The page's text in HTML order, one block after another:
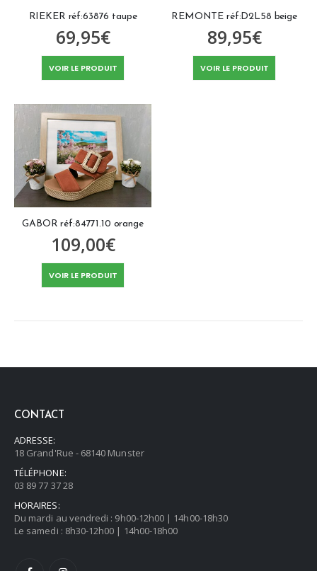
RIEKER réf:63876 taupe
69,95€
VOIR LE PRODUIT
REMONTE réf:D2L58 beige
89,95€
VOIR LE PRODUIT
GABOR réf:84771.10 orange
109,00€
VOIR LE PRODUIT
CONTACT
ADRESSE:
18 Grand'Rue - 68140 Munster
TÉLÉPHONE:
03 89 77 37 28
HORAIRES:
Du mardi au vendredi : 9h00-12h00 | 14h00-18h30
Le samedi : 8h30-12h00 | 14h00-18h00